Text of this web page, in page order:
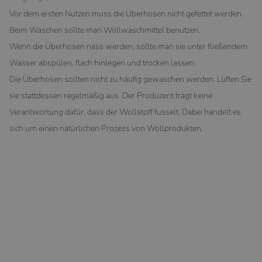
Vor dem ersten Nutzen muss die Überhosen nicht gefettet werden.
Beim Waschen sollte man Wollwaschmittel benutzen.
Wenn die Überhosen nass werden, sollte man sie unter fließendem
Wasser abspülen, flach hinlegen und trocken lassen.
Die Überhosen sollten nicht zu häufig gewaschen werden. Lüften Sie
sie stattdessen regelmäßig aus. Der Produzent trägt keine
Verantwortung dafür, dass der Wollstoff fusselt. Dabei handelt es
sich um einen natürlichen Prozess von Wollprodukten.